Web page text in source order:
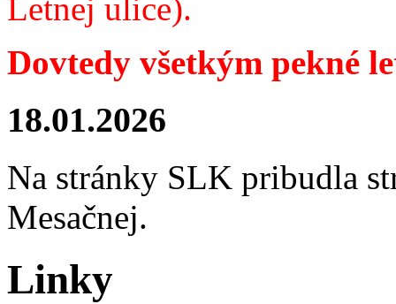
Letnej ulice).
Dovtedy všetkým pekné
18.01.2026
Na stránky SLK pribudla
Mesačnej.
Linky